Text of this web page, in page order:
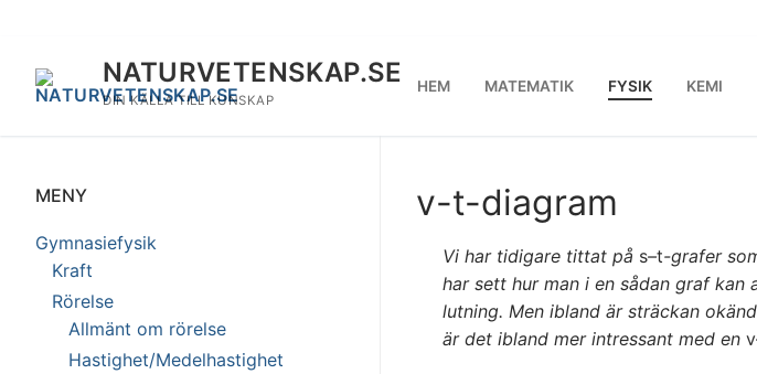
innehåll
NATURVETENSKAP.SE
DIN KÄLLA TILL KUNSKAP
HEM MATEMATIK FYSIK KEMI
v-t-diagram
Vi har tidigare tittat på s–t-grafer
har sett hur man i en sådan graf kan
lutning. Men ibland är sträckan
är det ibland mer intressant med en v
MENY
Gymnasiefysik
Kraft
Rörelse
Allmänt om rörelse
Hastighet/Medelhastighet